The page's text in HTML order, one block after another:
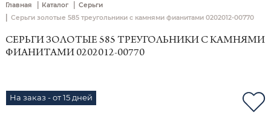
Главная | Каталог | Серьги
| Серьги золотые 585 треугольники с камнями фианитами 0202012-00770
СЕРЬГИ ЗОЛОТЫЕ 585 ТРЕУГОЛЬНИКИ С КАМНЯМИ
ФИАНИТАМИ 0202012-00770
На заказ - от 15 дней